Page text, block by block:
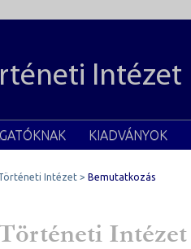
Intézet
KIADVÁNYOK
Intézet Bemutatkozás
Intézet